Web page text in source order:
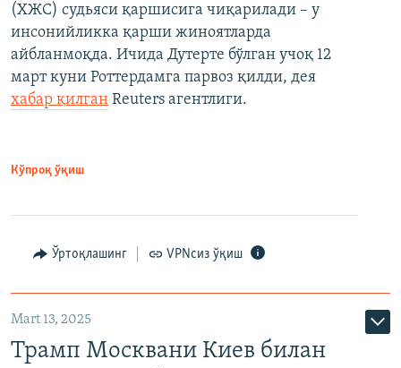
(ХЖС) судьяси қаршисига чиқарилади – у
инсонийликка қарши жиноятларда
айбланмоқда. Ичида Дутерте бўлган учоқ 12
март куни Роттердамга парвоз қилди, дея
хабар қилган Reuters агентлиги.
Кўпроқ ўқиш
Ўртоқлашинг VPNсиз ўқиш
Mart 13, 2025
Трамп Москвани Киев билан